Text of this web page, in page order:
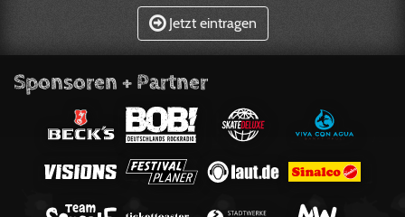
Jetzt eintragen
Sponsoren + Partner